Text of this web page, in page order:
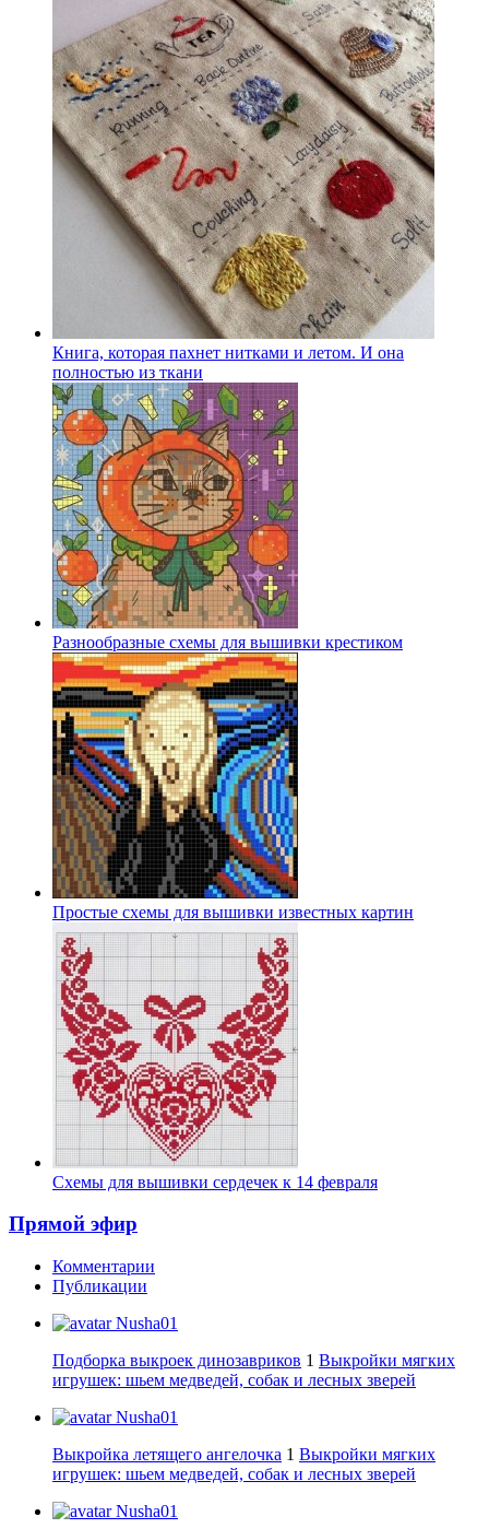
Книга, которая пахнет нитками и летом. И она
полностью из ткани
Разнообразные схемы для вышивки крестиком
Простые схемы для вышивки известных картин
Схемы для вышивки сердечек к 14 февраля
Прямой эфир
Комментарии
Публикации
Nusha01
Подборка выкроек динозавриков 1 Выкройки мягких
игрушек: шьем медведей, собак и лесных зверей
Nusha01
Выкройка летящего ангелочка 1 Выкройки мягких
игрушек: шьем медведей, собак и лесных зверей
Nusha01